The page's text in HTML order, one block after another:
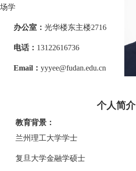
场学
办公室： 光华楼东主楼2716
电话： 13122616736
Email： yyyee@fudan.edu.cn
个人简介
教育背景：
兰州理工大学学士
复旦大学金融学硕士